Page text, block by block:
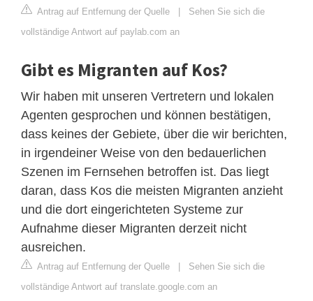
Antrag auf Entfernung der Quelle | Sehen Sie sich die
vollständige Antwort auf paylab.com an
Gibt es Migranten auf Kos?
Wir haben mit unseren Vertretern und lokalen
Agenten gesprochen und können bestätigen,
dass keines der Gebiete, über die wir berichten,
in irgendeiner Weise von den bedauerlichen
Szenen im Fernsehen betroffen ist. Das liegt
daran, dass Kos die meisten Migranten anzieht
und die dort eingerichteten Systeme zur
Aufnahme dieser Migranten derzeit nicht
ausreichen.
Antrag auf Entfernung der Quelle | Sehen Sie sich die
vollständige Antwort auf translate.google.com an